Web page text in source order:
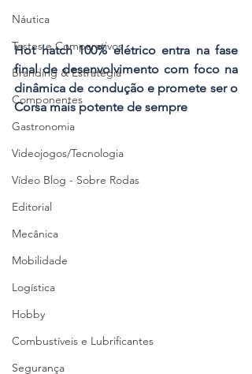
Náutica
Testes e Comparativos
Branding & Estratégia
Componentes
Gastronomia
Videojogos/Tecnologia
Vídeo Blog - Sobre Rodas
Editorial
Mecânica
Mobilidade
Logística
Hobby
Combustíveis e Lubrificantes
Segurança
Hot hatch 100% elétrico entra na fase
final de desenvolvimento com foco na
dinâmica de condução e promete ser o
Corsa mais potente de sempre